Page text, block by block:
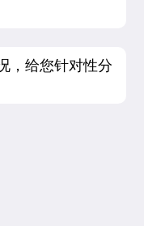
，给您针对性分